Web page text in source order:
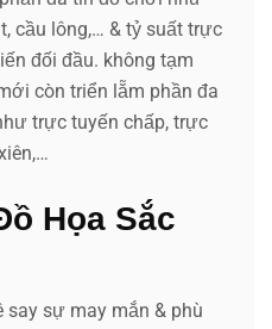
cầu lông,… & tỷ suất trực
đối đầu. không tạm
còn triển lẵm phần đa
trực tuyến chấp, trực
Họa Sắc
say sự may mắn & phù